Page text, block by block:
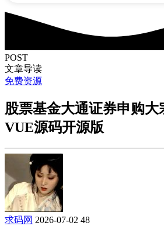
POST
文章导读
免费资源
股票基金大通证券申购大
VUE源码开源版
求码网 2026-07-02 48